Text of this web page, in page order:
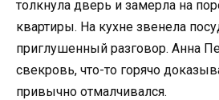
толкнула дверь и замерла на
квартиры. На кухне звенела
приглушенный разговор. Анна
свекровь, что-то горячо
привычно отмалчивался.